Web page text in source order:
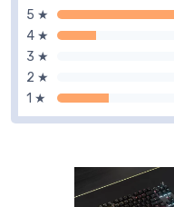
5 ★
4 ★
3 ★
2 ★
1 ★